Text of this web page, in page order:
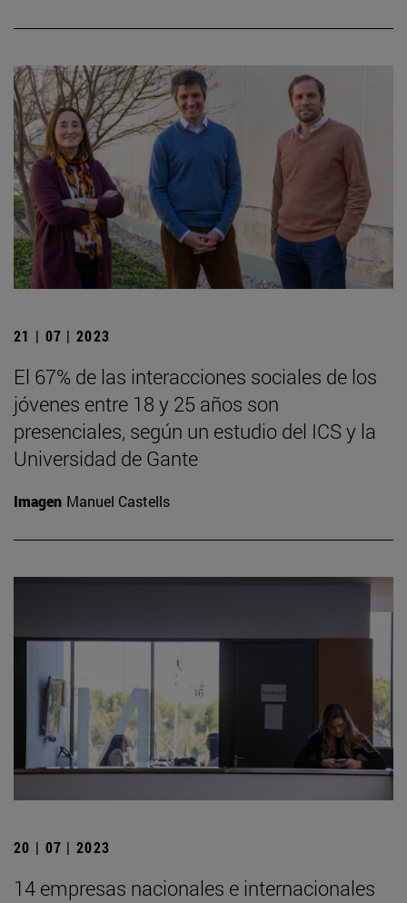
21 | 07 | 2023
El 67% de las interacciones sociales de los
jóvenes entre 18 y 25 años son
presenciales, según un estudio del ICS y la
Universidad de Gante
Imagen Manuel Castells
20 | 07 | 2023
14 empresas nacionales e internacionales